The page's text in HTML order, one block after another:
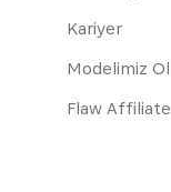
Kariyer
Modelimiz Ol
Flaw Affiliate